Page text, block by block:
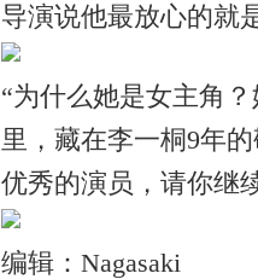
导演说他最放心的就
“为什么她是女主角
里，藏在李一桐9年
优秀的演员，请你继
编辑：Nagasaki